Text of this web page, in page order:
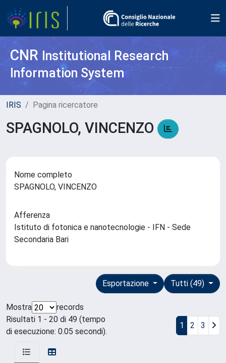
CNR Institutional Research
Information System
IRIS Pagina ricercatore
SPAGNOLO, VINCENZO
Nome completo
SPAGNOLO, VINCENZO
Afferenza
Istituto di fotonica e nanotecnologie - IFN - Sede
Secondaria Bari
Tutti (49)
Esportazione
Mostra
records
Risultati 1 - 20 di 49 (tempo
di esecuzione: 0.05 secondi).
1 2 3